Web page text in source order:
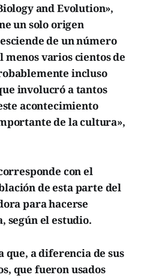
and Evolution»,
un solo origen
de un número
menos varios cientos de
incluso
involucró a tantos
acontecimiento
de la cultura»,
con el
de esta parte del
para hacerse
según el estudio.
a diferencia de sus
que fueron usados